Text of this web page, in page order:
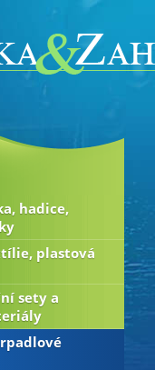
hadice,
plastová
sety a